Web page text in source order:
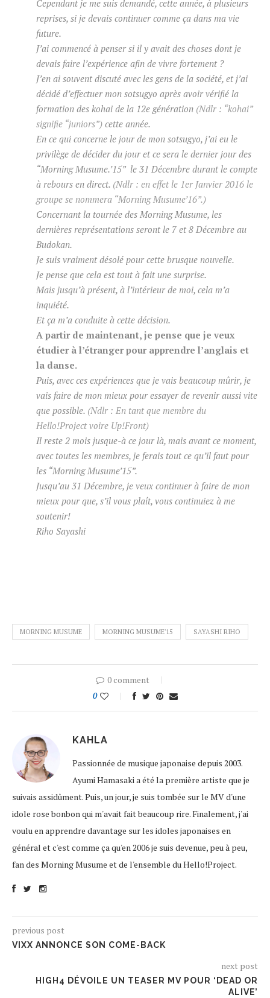
Cependant je me suis demandé, cette année, à plusieurs
reprises, si je devais continuer comme ça dans ma vie
future.
J’ai commencé à penser si il y avait des choses dont je
devais faire l’expérience afin de vivre fortement ?
J’en ai souvent discuté avec les gens de la société, et j’ai
décidé d’effectuer mon sotsugyo après avoir vérifié la
formation des kohai de la 12e génération (Ndlr : “kohai”
signifie “juniors”) cette année.
En ce qui concerne le jour de mon sotsugyo, j’ai eu le
privilège de décider du jour et ce sera le dernier jour des
“Morning Musume.’15” le 31 Décembre durant le compte
à rebours en direct. (Ndlr : en effet le 1er Janvier 2016 le
groupe se nommera “Morning Musume’16”.)
Concernant la tournée des Morning Musume, les
dernières représentations seront le 7 et 8 Décembre au
Budokan.
Je suis vraiment désolé pour cette brusque nouvelle.
Je pense que cela est tout à fait une surprise.
Mais jusqu’à présent, à l’intérieur de moi, cela m’a
inquiété.
Et ça m’a conduite à cette décision.
A partir de maintenant, je pense que je veux
étudier à l’étranger pour apprendre l’anglais et
la danse.
Puis, avec ces expériences que je vais beaucoup mûrir, je
vais faire de mon mieux pour essayer de revenir aussi vite
que possible. (Ndlr : En tant que membre du
Hello!Project voire Up!Front)
Il reste 2 mois jusque-à ce jour là, mais avant ce moment,
avec toutes les membres, je ferais tout ce qu’il faut pour
les “Morning Musume’15”.
Jusqu’au 31 Décembre, je veux continuer à faire de mon
mieux pour que, s’il vous plaît, vous continuiez à me
soutenir!
Riho Sayashi
MORNING MUSUME MORNING MUSUME'15 SAYASHI RIHO
0 comment
0
KAHLA
Passionnée de musique japonaise depuis 2003.
Ayumi Hamasaki a été la première artiste que je
suivais assidûment. Puis, un jour, je suis tombée sur le MV d'une
idole rose bonbon qui m'avait fait beaucoup rire. Finalement, j'ai
voulu en apprendre davantage sur les idoles japonaises en
général et c'est comme ça qu'en 2006 je suis devenue, peu à peu,
fan des Morning Musume et de l'ensemble du Hello!Project.
previous post
VIXX ANNONCE SON COME-BACK
next post
HIGH4 DÉVOILE UN TEASER MV POUR ‘DEAD OR
ALIVE’